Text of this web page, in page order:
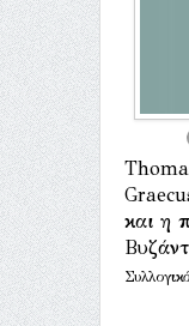
και η